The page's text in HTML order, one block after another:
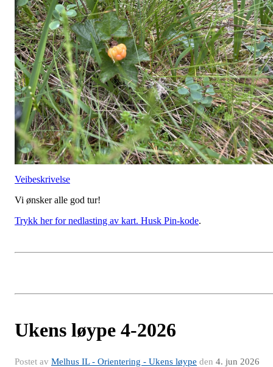
Veibeskrivelse
Vi ønsker alle god tur!
Trykk her for nedlasting av kart. Husk Pin-kode.
Ukens løype 4-2026
Postet av Melhus IL - Orientering - Ukens løype den 4. jun 2026